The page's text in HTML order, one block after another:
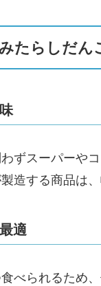
みたらしだん
ずスーパーや
造する商品は
適
べられるため